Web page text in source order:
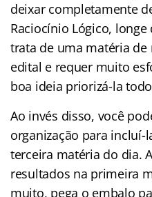
deixar completamente
Raciocínio Lógico,
trata de uma matéria
edital e requer muito
boa ideia priorizá-la
Ao invés disso, você
organização para incluí-
terceira matéria do dia.
resultados na primeira
muito, pega o embalo